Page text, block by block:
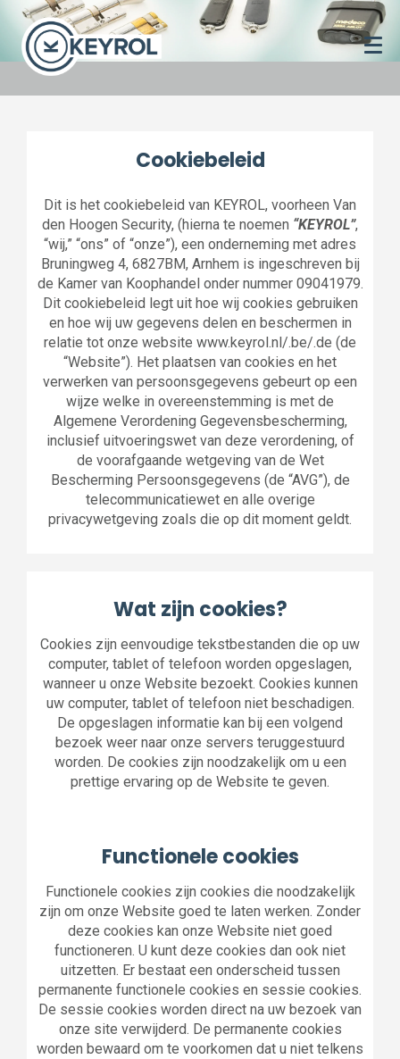
Cookiebeleid
Dit is het cookiebeleid van KEYROL, voorheen Van
den Hoogen Security, (hierna te noemen “KEYROL”,
“wij,” “ons” of “onze”), een onderneming met adres
Bruningweg 4, 6827BM, Arnhem is ingeschreven bij
de Kamer van Koophandel onder nummer 09041979.
Dit cookiebeleid legt uit hoe wij cookies gebruiken
en hoe wij uw gegevens delen en beschermen in
relatie tot onze website www.keyrol.nl/.be/.de (de
“Website”). Het plaatsen van cookies en het
verwerken van persoonsgegevens gebeurt op een
wijze welke in overeenstemming is met de
Algemene Verordening Gegevensbescherming,
inclusief uitvoeringswet van deze verordening, of
de voorafgaande wetgeving van de Wet
Bescherming Persoonsgegevens (de “AVG”), de
telecommunicatiewet en alle overige
privacywetgeving zoals die op dit moment geldt.
Wat zijn cookies?
Cookies zijn eenvoudige tekstbestanden die op uw
computer, tablet of telefoon worden opgeslagen,
wanneer u onze Website bezoekt. Cookies kunnen
uw computer, tablet of telefoon niet beschadigen.
De opgeslagen informatie kan bij een volgend
bezoek weer naar onze servers teruggestuurd
worden. De cookies zijn noodzakelijk om u een
prettige ervaring op de Website te geven.
Functionele cookies
Functionele cookies zijn cookies die noodzakelijk
zijn om onze Website goed te laten werken. Zonder
deze cookies kan onze Website niet goed
functioneren. U kunt deze cookies dan ook niet
uitzetten. Er bestaat een onderscheid tussen
permanente functionele cookies en sessie cookies.
De sessie cookies worden direct na uw bezoek van
onze site verwijderd. De permanente cookies
worden bewaard om te voorkomen dat u niet telkens